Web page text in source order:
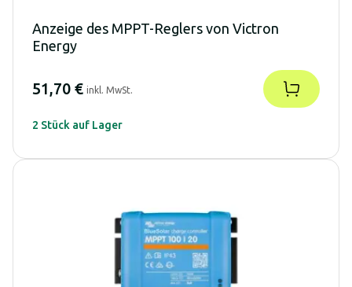
Anzeige des MPPT-Reglers von Victron
Energy
51,70 € inkl. MwSt.
2 Stück auf Lager